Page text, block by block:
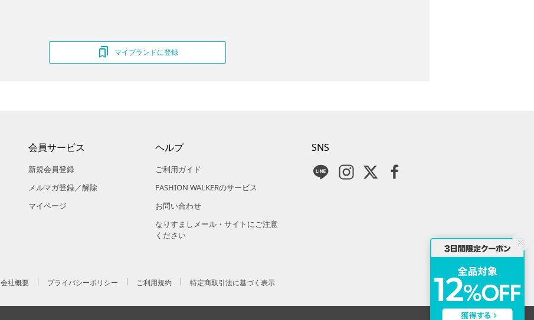
マイブランドに登録
会員サービス
新規会員登録
メルマガ登録／解除
マイページ
ヘルプ
ご利用ガイド
FASHION WALKERのサービス
お問い合わせ
なりすましメール・サイトにご注意
ください
SNS
会社概要 プライバシーポリシー ご利用規約 特定商取引法に基づく表示